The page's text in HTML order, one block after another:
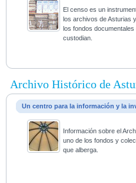
El censo es un
los archivos de Asturias
los fondos
custodian.
Archivo Histórico de
Un centro para la información y la
Información sobre el
uno de los fondos y
que alberga.